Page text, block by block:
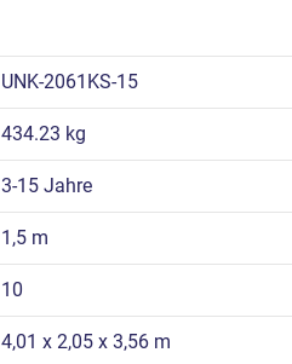
UNK-2061KS-15
434.23 kg
3-15 Jahre
1,5 m
10
4,01 x 2,05 x 3,56 m